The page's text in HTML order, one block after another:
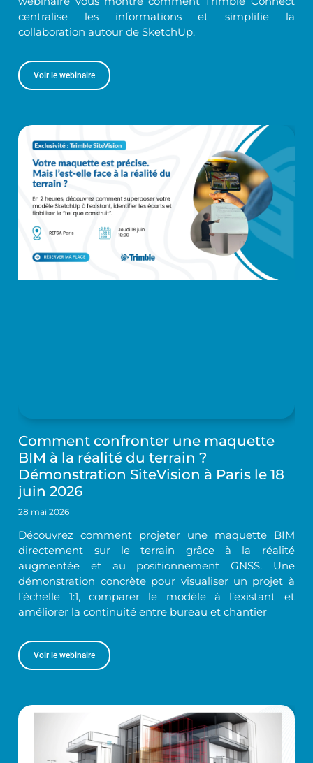
centralise les informations et simplifie la
collaboration autour de SketchUp.
Voir le webinaire
Comment confronter une maquette
BIM à la réalité du terrain ?
Démonstration SiteVision à Paris le 18
juin 2026
28 mai 2026
Découvrez comment projeter une maquette BIM
directement sur le terrain grâce à la réalité
augmentée et au positionnement GNSS. Une
démonstration concrète pour visualiser un projet à
l’échelle 1:1, comparer le modèle à l’existant et
améliorer la continuité entre bureau et chantier
Voir le webinaire